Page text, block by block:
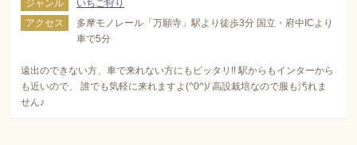
ジャンル
いちご狩り
アクセス
多摩モノレール「万願寺」駅より徒歩3分 国立・府中ICより
車で5分
遠出のできない方、車で来れない方にもピッタリ!! 駅からもインターから
も近いので、 誰でも気軽に来れますよ(^0^)/ 高設栽培なので服も汚れま
せん♪